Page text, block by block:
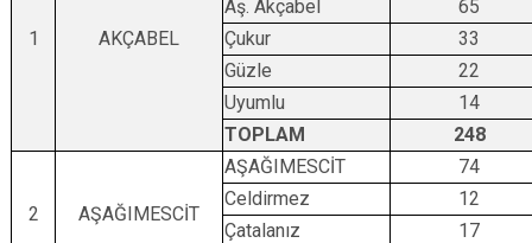
1 AKÇABEL
Aş. Akçabel
65
Çukur
33
Güzle
22
Uyumlu
14
TOPLAM
248
2 AŞAĞIMESCİT
AŞAĞIMESCİT
74
Celdirmez
12
Çatalanız
17